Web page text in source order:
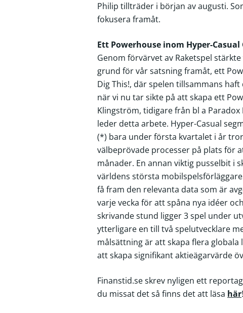
Philip tillträder i början av augusti.
fokusera framåt.
Ett Powerhouse inom Hyper-Casual
Genom förvärvet av Raketspel
grund för vår satsning framåt, ett
Dig This!, där spelen tillsammans
när vi nu tar sikte på att skapa ett
Klingström, tidigare från bl a
leder detta arbete. Hyper-Casual
(*) bara under första kvartalet i år
välbeprövade processer på plats för
månader. En annan viktig pusselbit i
världens största
få fram den relevanta data som är
varje vecka för att spåna nya idéer
skrivande stund ligger 3 spel under
ytterligare en till två spelutvecklare
målsättning är att skapa flera
att skapa signifikant aktieägarvärde
Finanstid.se skrev nyligen ett
du missat det så finns det att läsa här!